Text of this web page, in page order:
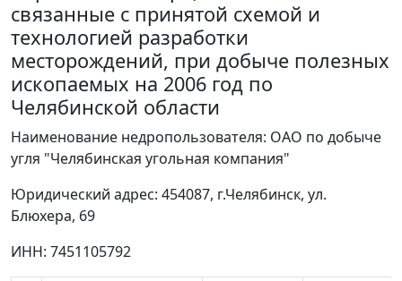
связанные с принятой схемой и
технологией разработки
месторождений, при добыче полезных
ископаемых на 2006 год по
Челябинской области
Наименование недропользователя: ОАО по добыче
угля "Челябинская угольная компания"
Юридический адрес: 454087, г.Челябинск, ул.
Блюхера, 69
ИНН: 7451105792